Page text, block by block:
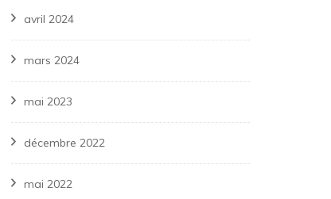
avril 2024
mars 2024
mai 2023
décembre 2022
mai 2022